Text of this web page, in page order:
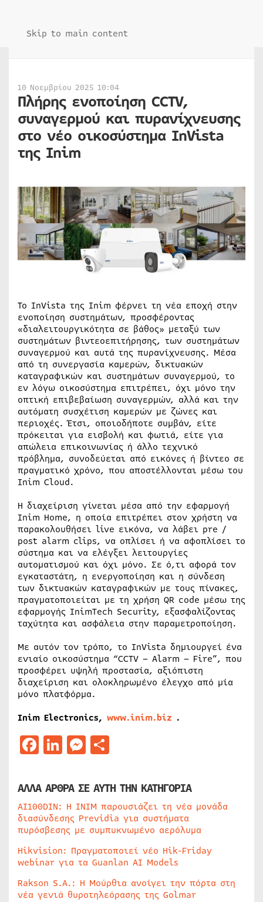
Skip to main content
10 Νοεμβρίου 2025 10:04
Πλήρης ενοποίηση CCTV,
συναγερμού και πυρανίχνευσης
στο νέο οικοσύστημα InVista
της Inim
Το InVista της Inim φέρνει τη νέα εποχή στην
ενοποίηση συστημάτων, προσφέροντας
«διαλειτουργικότητα σε βάθος» μεταξύ των
συστημάτων βιντεοεπιτήρησης, των συστημάτων
συναγερμού και αυτά της πυρανίχνευσης. Μέσα
από τη συνεργασία καμερών, δικτυακών
καταγραφικών και συστημάτων συναγερμού, το
εν λόγω οικοσύστημα επιτρέπει, όχι μόνο την
οπτική επιβεβαίωση συναγερμών, αλλά και την
αυτόματη συσχέτιση καμερών με ζώνες και
περιοχές. Έτσι, οποιοδήποτε συμβάν, είτε
πρόκειται για εισβολή και φωτιά, είτε για
απώλεια επικοινωνίας ή άλλο τεχνικό
πρόβλημα, συνοδεύεται από εικόνες ή βίντεο σε
πραγματικό χρόνο, που αποστέλλονται μέσω του
Inim Cloud.
Η διαχείριση γίνεται μέσα από την εφαρμογή
Inim Home, η οποία επιτρέπει στον χρήστη να
παρακολουθήσει live εικόνα, να λάβει pre /
post alarm clips, να οπλίσει ή να αφοπλίσει το
σύστημα και να ελέγξει λειτουργίες
αυτοματισμού και όχι μόνο. Σε ό,τι αφορά τον
εγκαταστάτη, η ενεργοποίηση και η σύνδεση
των δικτυακών καταγραφικών με τους πίνακες,
πραγματοποιείται με τη χρήση QR code μέσω της
εφαρμογής InimTech Security, εξασφαλίζοντας
ταχύτητα και ασφάλεια στην παραμετροποίηση.
Με αυτόν τον τρόπο, το InVista δημιουργεί ένα
ενιαίο οικοσύστημα “CCTV – Alarm – Fire”, που
προσφέρει υψηλή προστασία, αξιόπιστη
διαχείριση και ολοκληρωμένο έλεγχο από μία
μόνο πλατφόρμα.
Inim Electronics, www.inim.biz .
Facebook
LinkedIn
Messenger
ΑΛΛΑ ΑΡΘΡΑ ΣΕ ΑΥΤΗ ΤΗΝ ΚΑΤΗΓΟΡΙΑ
AI100DIN: Η INIM παρουσιάζει τη νέα μονάδα
διασύνδεσης Previdia για συστήματα
πυρόσβεσης με συμπυκνωμένο αερόλυμα
Hikvision: Πραγματοποιεί νέο Hik-Friday
webinar για τα Guanlan AI Models
Rakson S.A.: Η Μούρθια ανοίγει την πόρτα στη
νέα γενιά θυροτηλεόρασης της Golmar